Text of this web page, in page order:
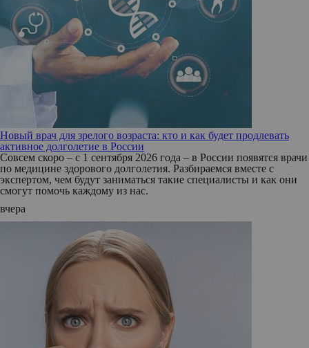
Новый врач для зрелого возраста: кто и как будет продлевать
активное долголетие в России
Совсем скоро – с 1 сентября 2026 года – в России появятся врачи
по медицине здорового долголетия. Разбираемся вместе с
экспертом, чем будут заниматься такие специалисты и как они
смогут помочь каждому из нас.
вчера